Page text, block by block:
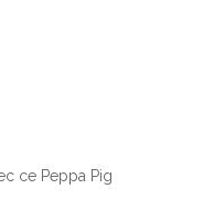
ce Peppa Pig